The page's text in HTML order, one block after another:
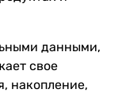
данными,
свое
накопление,